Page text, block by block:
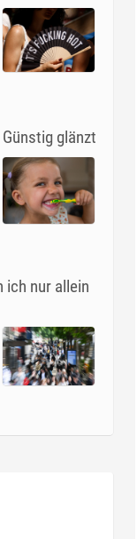
glänzt
ich nur allein